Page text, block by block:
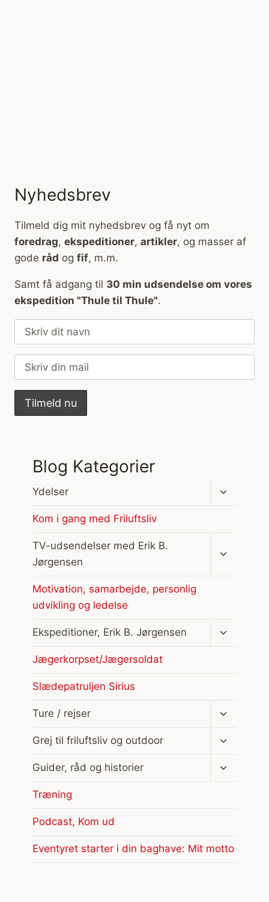
Nyhedsbrev
Tilmeld dig mit nyhedsbrev og få nyt om
foredrag, ekspeditioner, artikler, og masser af
gode råd og fif, m.m.
Samt få adgang til 30 min udsendelse om vores
ekspedition "Thule til Thule".
Blog Kategorier
Ydelser
Skift
Kom i gang med Friluftsliv
TV-udsendelser med Erik B.
Jørgensen
Motivation, samarbejde, personlig
udvikling og ledelse
Ekspeditioner, Erik B. Jørgensen
Skift
Jægerkorpset/Jægersoldat
Slædepatruljen Sirius
Ture / rejser
Skift
Grej til friluftsliv og outdoor
Skift
Guider, råd og historier
Skift
Træning
Podcast, Kom ud
Eventyret starter i din baghave: Mit motto